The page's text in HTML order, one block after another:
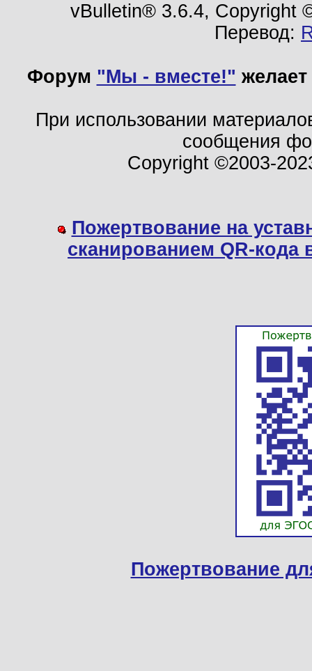
vBulletin® 3.6.4, Copyright
Перевод:
Форум "Мы - вместе!"
При использовании
сообщения
Copyright ©2003-
Пожертвование на
сканированием QR-
Пожертвование